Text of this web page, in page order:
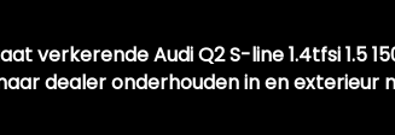
verkerende Audi Q2 S-line 1.4tfsi 1.5
dealer onderhouden in en